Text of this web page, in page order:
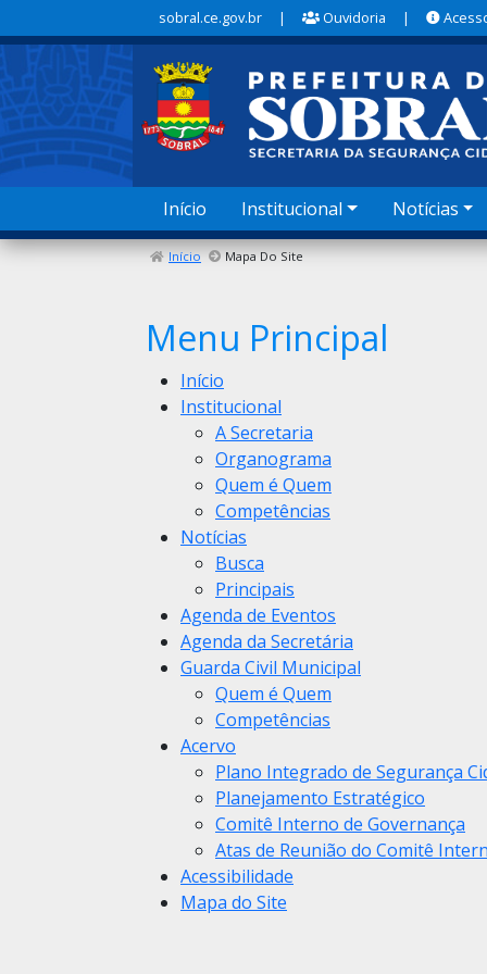
sobral.ce.gov.br | Ouvidoria |
Início Institucional Notícias
Início Mapa Do Site
Menu Principal
Início
Institucional
A Secretaria
Organograma
Quem é Quem
Competências
Notícias
Busca
Principais
Agenda de Eventos
Agenda da Secretária
Guarda Civil Municipal
Quem é Quem
Competências
Acervo
Plano Integrado de Segurança
Planejamento Estratégico
Comitê Interno de Governança
Atas de Reunião do Comitê
Acessibilidade
Mapa do Site